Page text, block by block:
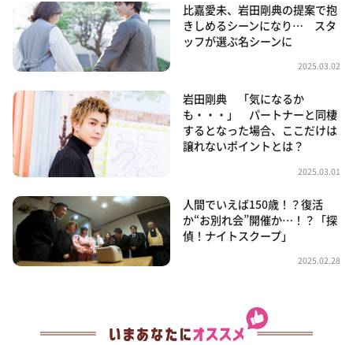
比嘉愛未、岩田剛典の提案で抱
きしめるシーンになり… スタ
ッフが選ぶ名シーンに
2025.03.02
岩田剛典 「気になるか
も・・・」 パートナーと同棲
するとなった場合、ここだけは
譲れないポイントとは？
2025.03.01
人間でいえば150歳！？復活
か“お別れ会”開催か…！？「探
偵！ナイトスクープ」
2025.02.28